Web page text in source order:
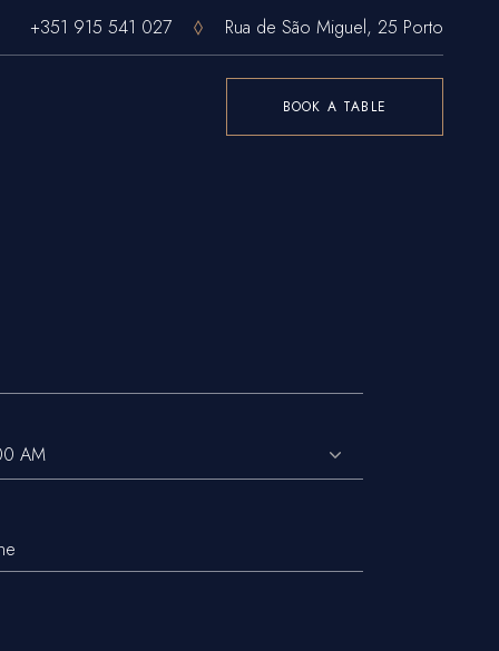
+351 915 541 027 Rua de São Miguel, 25 Porto
BOOK A TABLE